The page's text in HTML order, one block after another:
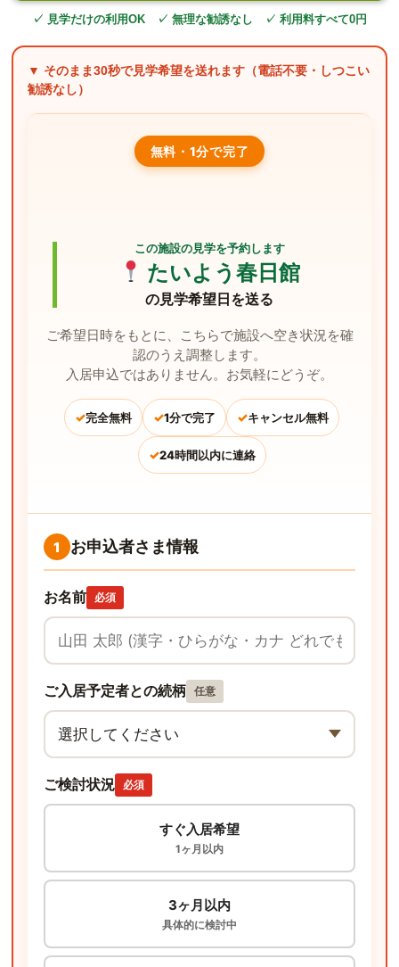
✓ 見学だけの利用OK ✓ 無理な勧誘なし ✓ 利用料すべて0円
▼ そのまま30秒で見学希望を送れます（電話不要・しつこい
勧誘なし）
無料・1分で完了
この施設の見学を予約します
たいよう春日館
の見学希望日を送る
ご希望日時をもとに、こちらで施設へ空き状況を確
認のうえ調整します。
入居申込ではありません。お気軽にどうぞ。
✓完全無料 ✓1分で完了 ✓キャンセル無料
✓24時間以内に連絡
1 お申込者さま情報
お名前 必須
ご入居予定者との続柄 任意
ご検討状況 必須
すぐ入居希望
1ヶ月以内
3ヶ月以内
具体的に検討中